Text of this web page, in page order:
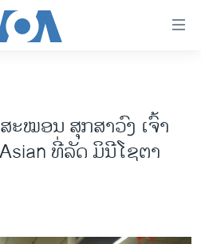
ະໝອນ ສຸກສາວົງ ເຈົ້າ
ທີ່ລັດ ມິນີໂຊຕາ